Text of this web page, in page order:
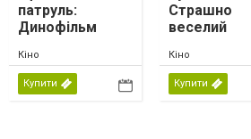
патруль:
Динофільм
Кіно
Купити
Страшно
веселий
Кіно
Купити